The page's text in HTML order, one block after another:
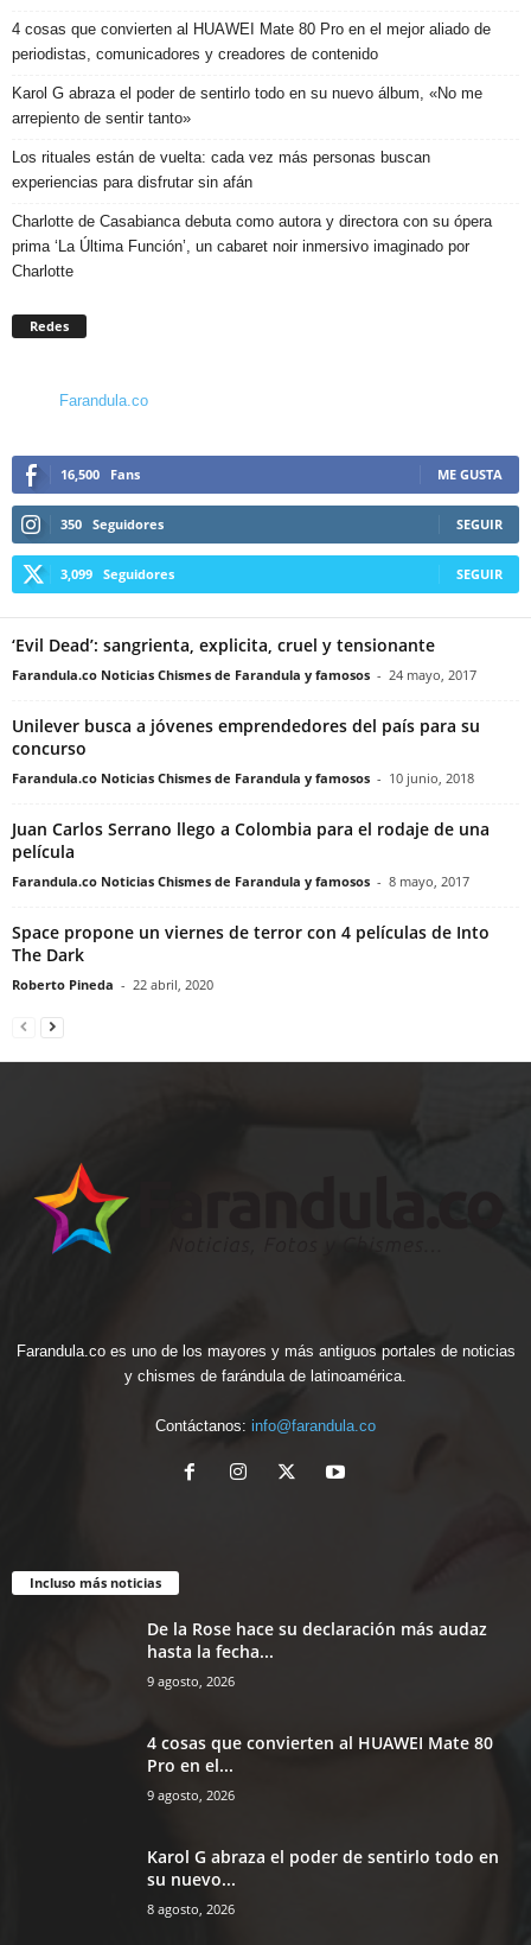
4 cosas que convierten al HUAWEI Mate 80 Pro en el mejor aliado de
periodistas, comunicadores y creadores de contenido
Karol G abraza el poder de sentirlo todo en su nuevo álbum, «No me
arrepiento de sentir tanto»
Los rituales están de vuelta: cada vez más personas buscan
experiencias para disfrutar sin afán
Charlotte de Casabianca debuta como autora y directora con su ópera
prima ‘La Última Función’, un cabaret noir inmersivo imaginado por
Charlotte
Redes
Farandula.co
16,500 Fans ME GUSTA
350 Seguidores SEGUIR
3,099 Seguidores SEGUIR
‘Evil Dead’: sangrienta, explicita, cruel y tensionante
Farandula.co Noticias Chismes de Farandula y famosos - 24 mayo, 2017
Unilever busca a jóvenes emprendedores del país para su
concurso
Farandula.co Noticias Chismes de Farandula y famosos - 10 junio, 2018
Juan Carlos Serrano llego a Colombia para el rodaje de una
película
Farandula.co Noticias Chismes de Farandula y famosos - 8 mayo, 2017
Space propone un viernes de terror con 4 películas de Into
The Dark
Roberto Pineda - 22 abril, 2020
Farandula.co es uno de los mayores y más antiguos portales de noticias
y chismes de farándula de latinoamérica.
Contáctanos: info@farandula.co
Incluso más noticias
De la Rose hace su declaración más audaz
hasta la fecha...
9 agosto, 2026
4 cosas que convierten al HUAWEI Mate 80
Pro en el...
9 agosto, 2026
Karol G abraza el poder de sentirlo todo en
su nuevo...
8 agosto, 2026